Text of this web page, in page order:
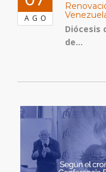
AGO
Diócesis
de...